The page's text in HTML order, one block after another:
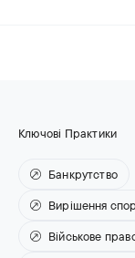
Ключові Практики
Банкрутство
Вирішення
Військове